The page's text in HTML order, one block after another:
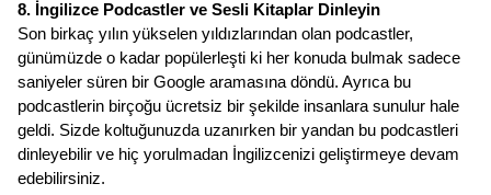
8. İngilizce Podcastler ve Sesli Kitaplar Dinleyin
Son birkaç yılın yükselen yıldızlarından olan podcastler,
günümüzde o kadar popülerleşti ki her konuda bulmak sadece
saniyeler süren bir Google aramasına döndü. Ayrıca bu
podcastlerin birçoğu ücretsiz bir şekilde insanlara sunulur hale
geldi. Sizde koltuğunuzda uzanırken bir yandan bu podcastleri
dinleyebilir ve hiç yorulmadan İngilizcenizi geliştirmeye devam
edebilirsiniz.